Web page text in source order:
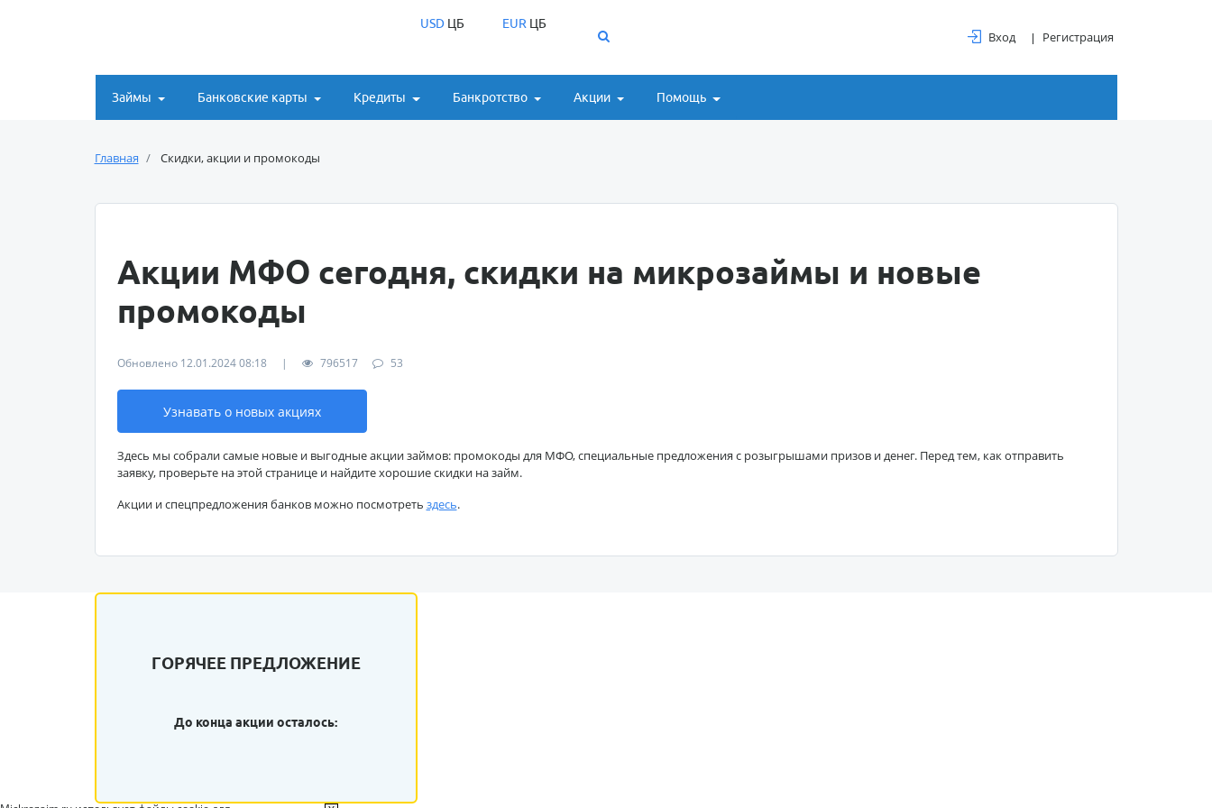
USDЦБ EUR ЦБ
Вход Регистрация
Займы Банковские карты Кредиты Банкротство Акции Помощь
Главная Скидки, акции и промокоды
Акции МФО сегодня, скидки на микрозаймы и новые
промокоды
Обновлено 12.01.2024 08:18 | 796517 53
Узнавать о новых акциях
Здесь мы собрали самые новые и выгодные акции займов: промокоды для МФО, специальные предложения с розыгрышами призов и денег. Перед тем, как отправить
заявку, проверьте на этой странице и найдите хорошие скидки на займ.
Акции и спецпредложения банков можно посмотреть здесь.
ГОРЯЧЕЕ ПРЕДЛОЖЕНИЕ
До конца акции осталось: